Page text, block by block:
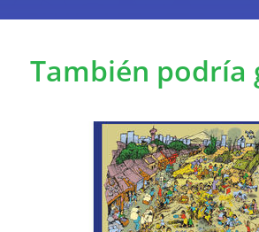
También podría